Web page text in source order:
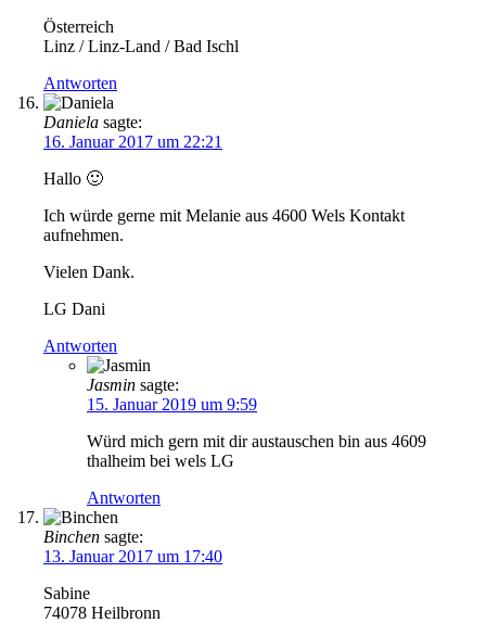
Österreich
Linz / Linz-Land / Bad Ischl
Antworten
Daniela sagte:
16. Januar 2017 um 22:21
Hallo 🙂
Ich würde gerne mit Melanie aus 4600 Wels Kontakt
aufnehmen.
Vielen Dank.
LG Dani
Antworten
Jasmin sagte:
15. Januar 2019 um 9:59
Würd mich gern mit dir austauschen bin aus 4609
thalheim bei wels LG
Antworten
Binchen sagte:
13. Januar 2017 um 17:40
Sabine
74078 Heilbronn